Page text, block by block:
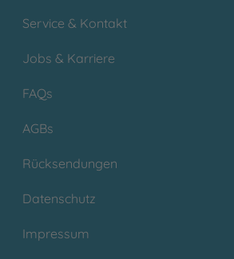
Service & Kontakt
Jobs & Karriere
FAQs
AGBs
Rücksendungen
Datenschutz
Impressum